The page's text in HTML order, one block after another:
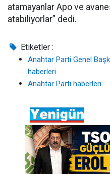
atamayanlar Apo ve
atabiliyorlar” dedi.
Etiketler :
Anahtar Parti Genel
haberleri
Anahtar Parti haberleri